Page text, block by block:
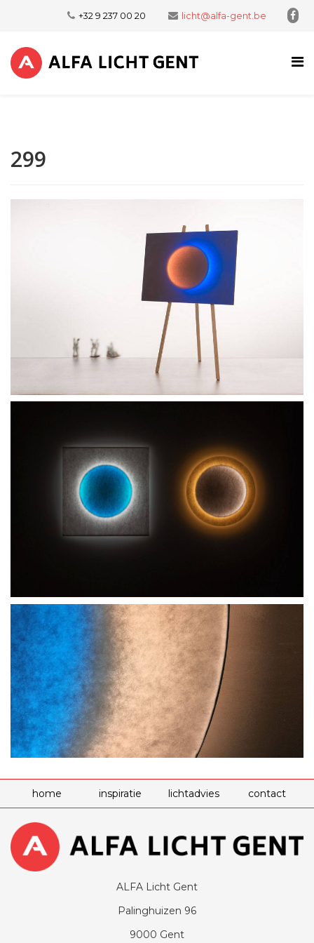
+32 9 237 00 20 licht@alfa-gent.be
299
home inspiratie lichtadvies contact
ALFA Licht Gent
Palinghuizen 96
9000 Gent